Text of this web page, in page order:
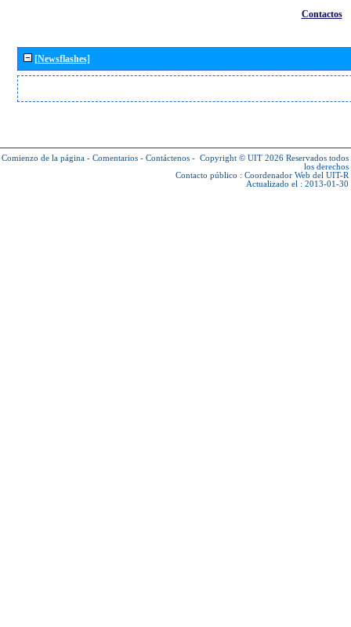
Contactos
[Newsflashes]
Comienzo de la página - Comentarios - Contáctenos - Copyright © UIT 2026 Reservados todos
los derechos
Contacto público : Coordenador Web del UIT-R
Actualizado el : 2013-01-30